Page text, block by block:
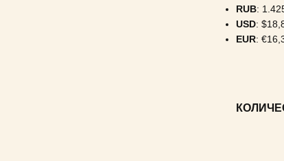
RUB:
USD:
EUR: